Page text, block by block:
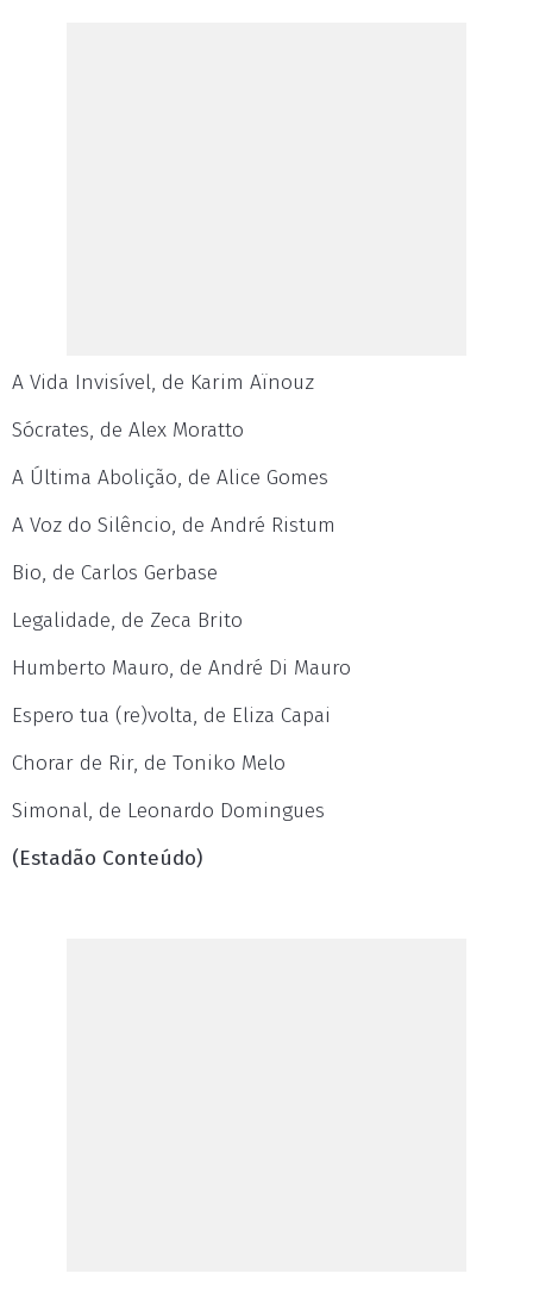
A Vida Invisível, de Karim Aïnouz
Sócrates, de Alex Moratto
A Última Abolição, de Alice Gomes
A Voz do Silêncio, de André Ristum
Bio, de Carlos Gerbase
Legalidade, de Zeca Brito
Humberto Mauro, de André Di Mauro
Espero tua (re)volta, de Eliza Capai
Chorar de Rir, de Toniko Melo
Simonal, de Leonardo Domingues
(Estadão Conteúdo)